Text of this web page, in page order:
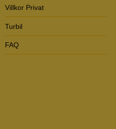
Villkor Privat
Turbil
FAQ